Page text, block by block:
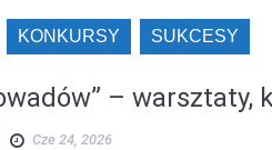
KONKURSY SUKCESY
–
Cze 24, 2026